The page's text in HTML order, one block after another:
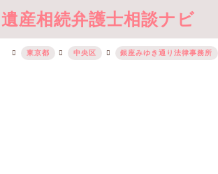
遺産相続弁護士相談ナビ
東京都 中央区 銀座みゆき通り法律事務所